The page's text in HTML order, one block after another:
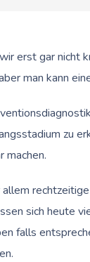
erst gar nicht
man kann
zu
machen.
rechtzeitige
sich heute
falls